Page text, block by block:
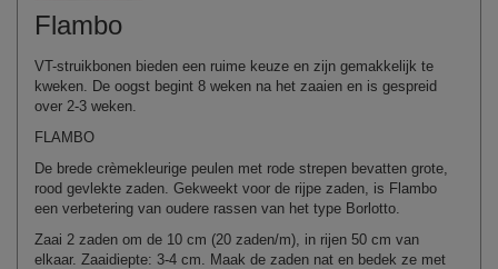
Flambo
VT-struikbonen bieden een ruime keuze en zijn gemakkelijk te
kweken. De oogst begint 8 weken na het zaaien en is gespreid
over 2-3 weken.
FLAMBO
De brede crèmekleurige peulen met rode strepen bevatten grote,
rood gevlekte zaden. Gekweekt voor de rijpe zaden, is Flambo
een verbetering van oudere rassen van het type Borlotto.
Zaai 2 zaden om de 10 cm (20 zaden/m), in rijen 50 cm van
elkaar. Zaaidiepte: 3-4 cm. Maak de zaden nat en bedek ze met